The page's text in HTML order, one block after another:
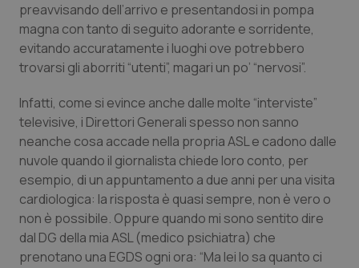
Liguria
Lombardia
Marche
Molise
Piemonte
Provincia Autonoma di Bolzano
Disturbi dell’umore
Dolore
Donna & Salute
Epatiti
HIV
Infezioni & Febbre
preavvisando dell’arrivo e presentandosi in pompa
magna con tanto di seguito adorante e sorridente,
evitando accuratamente i luoghi ove potrebbero
trovarsi gli aborriti “utenti”, magari un po’ “nervosi”.
Infatti, come si evince anche dalle molte “interviste”
televisive, i Direttori Generali spesso non sanno
neanche cosa accade nella propria ASL e cadono dalle
nuvole quando il giornalista chiede loro conto, per
esempio, di un appuntamento a due anni per una visita
cardiologica: la risposta è quasi sempre, non è vero o
non è possibile. Oppure quando mi sono sentito dire
dal DG della mia ASL (medico psichiatra) che
prenotano una EGDS ogni ora: “Ma lei lo sa quanto ci